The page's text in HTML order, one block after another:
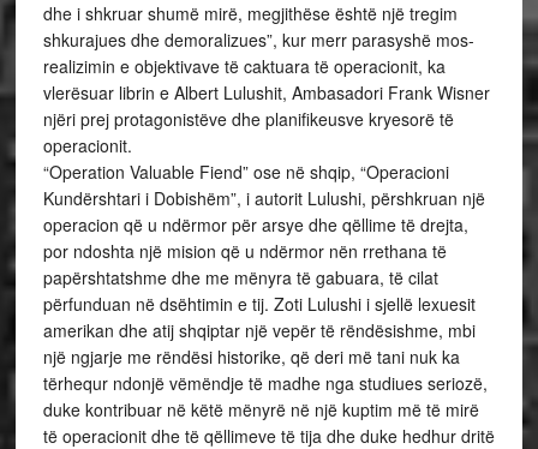
dhe i shkruar shumë mirë, megjithëse është një tregim
shkurajues dhe demoralizues”, kur merr parasyshë mos-
realizimin e objektivave të caktuara të operacionit, ka
vlerësuar librin e Albert Lulushit, Ambasadori Frank Wisner
njëri prej protagonistëve dhe planifikeusve kryesorë të
operacionit.
“Operation Valuable Fiend” ose në shqip, “Operacioni
Kundërshtari i Dobishëm”, i autorit Lulushi, përshkruan një
operacion që u ndërmor për arsye dhe qëllime të drejta,
por ndoshta një mision që u ndërmor nën rrethana të
papërshtatshme dhe me mënyra të gabuara, të cilat
përfunduan në dsëhtimin e tij. Zoti Lulushi i sjellë lexuesit
amerikan dhe atij shqiptar një vepër të rëndësishme, mbi
një ngjarje me rëndësi historike, që deri më tani nuk ka
tërhequr ndonjë vëmëndje të madhe nga studiues seriozë,
duke kontribuar në këtë mënyrë në një kuptim më të mirë
të operacionit dhe të qëllimeve të tija dhe duke hedhur dritë